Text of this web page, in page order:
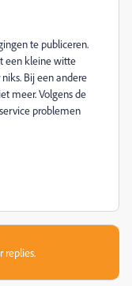
te publiceren.
een kleine witte
Bij een andere
meer. Volgens de
problemen
replies.